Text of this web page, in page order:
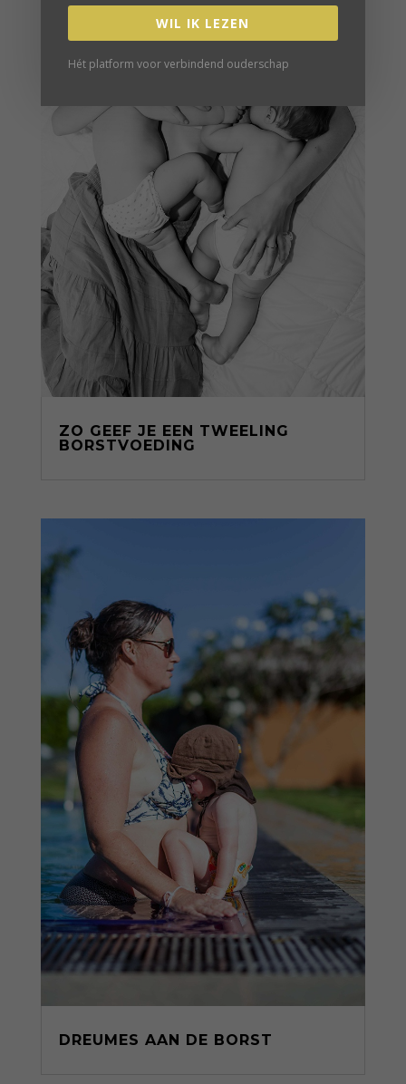
ZO GEEF JE EEN TWEELING
BORSTVOEDING
DREUMES AAN DE BORST
WIL IK LEZEN
Hét platform voor verbindend ouderschap